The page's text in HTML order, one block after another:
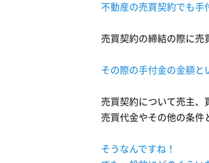
不動産の売買契約でも手
売買契約の締結の際に売
その際の手付金の金額と
売買契約について売主、
売買代金やその他の条件
そうなんですね！